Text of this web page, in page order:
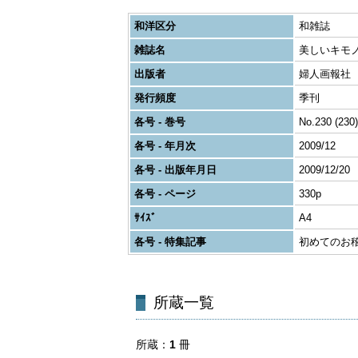
和洋区分
和雑誌
雑誌名
美しいキモ
出版者
婦人画報社
発行頻度
季刊
各号 - 巻号
No.230 (230)
各号 - 年月次
2009/12
各号 - 出版年月日
2009/12/20
各号 - ページ
330p
ｻｲｽﾞ
A4
各号 - 特集記事
初めてのお
所蔵一覧
所蔵 1 冊